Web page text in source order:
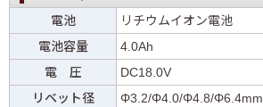
電池
リチウムイオン電池
電池容量
4.0Ah
電 圧
DC18.0V
リベット径
Φ3.2/Φ4.0/Φ4.8/Φ6.4mm